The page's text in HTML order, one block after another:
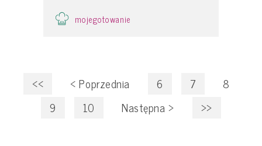
mojegotowanie
<< < Poprzednia 6 7
8
9
10 Następna > >>